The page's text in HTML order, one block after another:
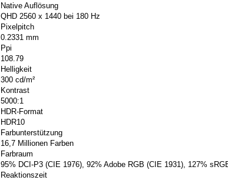
Native Auflösung
QHD 2560 x 1440 bei 180 Hz
Pixelpitch
0.2331 mm
Ppi
108.79
Helligkeit
300 cd/m²
Kontrast
5000:1
HDR-Format
HDR10
Farbunterstützung
16,7 Millionen Farben
Farbraum
95% DCI-P3 (CIE 1976), 92% Adobe RGB (CIE 1931), 127%
Reaktionszeit